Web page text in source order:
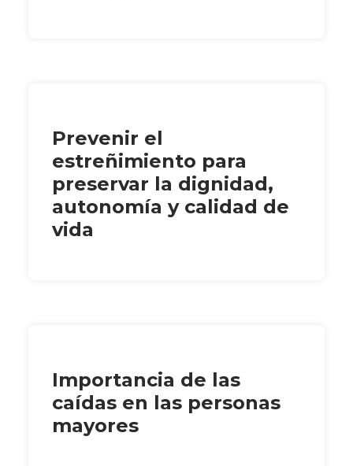
Prevenir el
estreñimiento para
preservar la dignidad,
autonomía y calidad de
vida
Importancia de las
caídas en las personas
mayores